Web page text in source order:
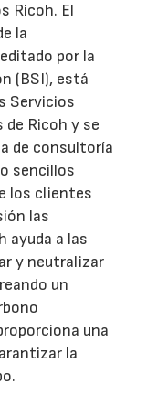
Ricoh. El
la
por la
(BSI), está
Servicios
Ricoh y se
de consultoría
sencillos
los clientes
las
ayuda a las
y neutralizar
un
una
la